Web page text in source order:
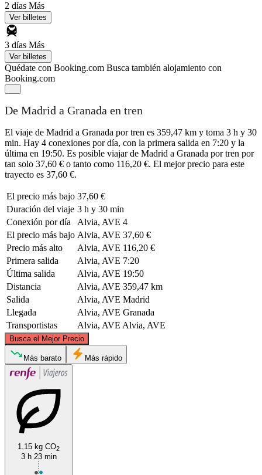
2 días Más
Ver billetes
3 días Más
Ver billetes
Quédate con Booking.com Busca también alojamiento con
Booking.com
De Madrid a Granada en tren
El viaje de Madrid a Granada por tren es 359,47 km y toma 3 h y 30
min. Hay 4 conexiones por día, con la primera salida en 7:20 y la
última en 19:50. Es posible viajar de Madrid a Granada por tren por
tan solo 37,60 € o tanto como 116,20 €. El mejor precio para este
trayecto es 37,60 €.
El precio más bajo 37,60 €
Duración del viaje 3 h y 30 min
Conexión por día
Alvia, AVE 4
El precio más bajo Alvia, AVE 37,60 €
Precio más alto
Alvia, AVE 116,20 €
Primera salida
Alvia, AVE 7:20
Última salida
Alvia, AVE 19:50
Distancia
Alvia, AVE 359,47 km
Salida
Alvia, AVE Madrid
Llegada
Alvia, AVE Granada
Transportistas
Alvia, AVE Alvia, AVE
Busca el Mejor Precio
©CARTO , ©
Más barato Más rápido
1.15 kg CO2
3 h 23 min